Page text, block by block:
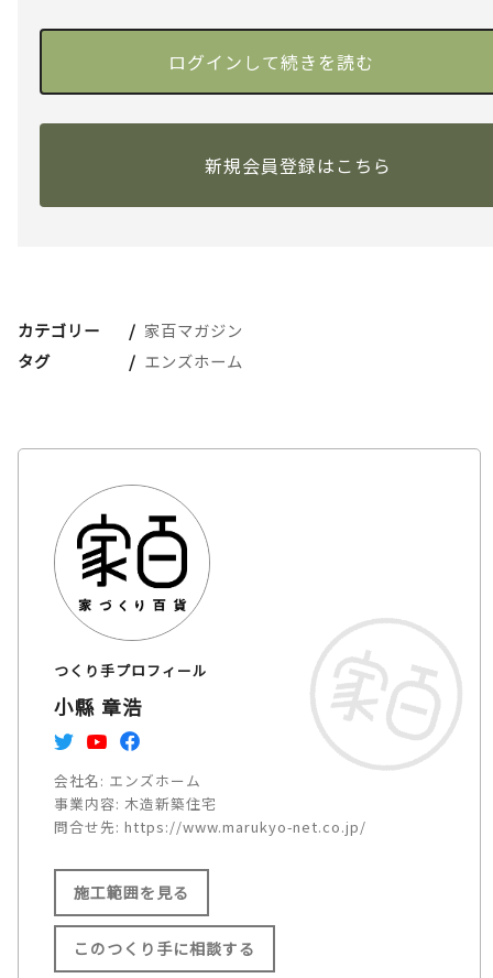
新規会員登録はこちら
カテゴリー
家百マガジン
タグ
エンズホーム
つくり手プロフィール
小縣 章浩
会社名: エンズホーム
事業内容: 木造新築住宅
問合せ先: https://www.marukyo-net.co.jp/
施工範囲を見る
このつくり手に相談する